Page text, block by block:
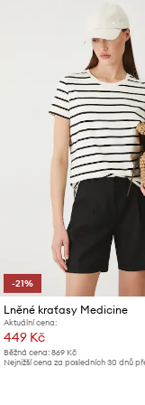
vazbou je příjemná na
pojmou drobné
tkaniny dodávají
-21%
Lněné kraťasy Medicine
Aktuální cena:
449 Kč
Běžná cena:869 Kč
Nejnižší cena za posledních 30 dnů